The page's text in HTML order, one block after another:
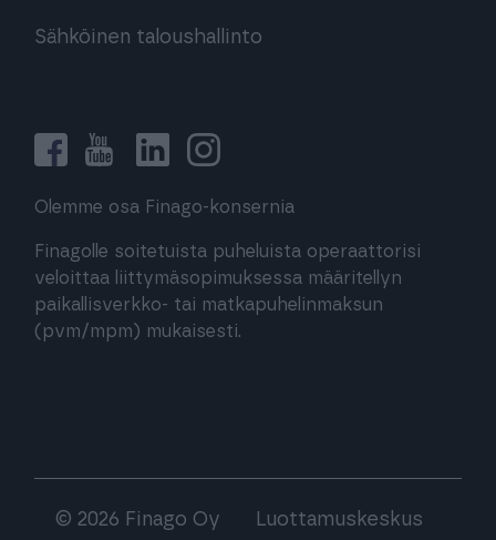
Sähköinen taloushallinto
Olemme osa Finago-konsernia
Finagolle soitetuista puheluista operaattorisi
veloittaa liittymäsopimuksessa määritellyn
paikallisverkko- tai matkapuhelinmaksun
(pvm/mpm) mukaisesti.
© 2026 Finago Oy Luottamuskeskus